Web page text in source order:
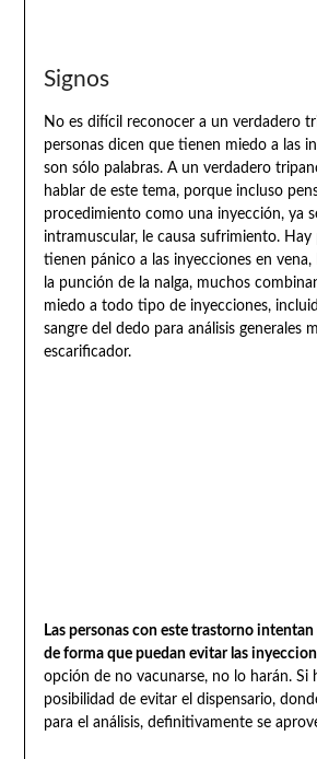
Signos
No es difícil reconocer a un verdadero
personas dicen que tienen miedo a las
son sólo palabras. A un verdadero
hablar de este tema, porque incluso
procedimiento como una inyección, ya
intramuscular, le causa sufrimiento. Hay
tienen pánico a las inyecciones en
la punción de la nalga, muchos
miedo a todo tipo de inyecciones,
sangre del dedo para análisis generales
escarificador.
Las personas con este trastorno
de forma que puedan evitar las
opción de no vacunarse, no lo harán. Si
posibilidad de evitar el dispensario,
para el análisis, definitivamente se